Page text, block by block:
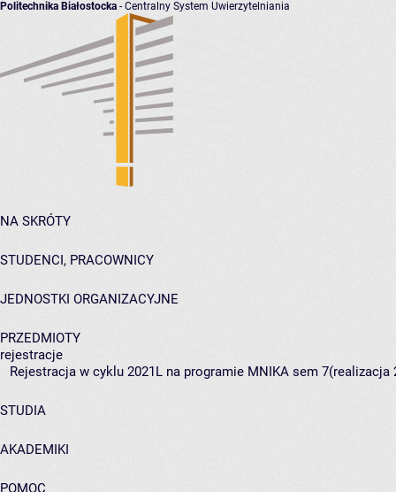
Politechnika Białostocka - Centralny System Uwierzytelniania
NA SKRÓTY
STUDENCI, PRACOWNICY
JEDNOSTKI ORGANIZACYJNE
PRZEDMIOTY
rejestracje
Rejestracja w cyklu 2021L na programie MNIKA sem 7(realizacja
STUDIA
AKADEMIKI
POMOC